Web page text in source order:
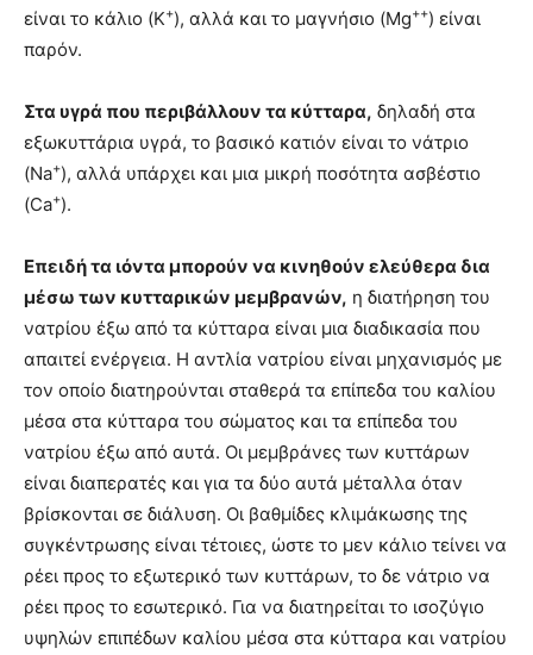
είναι το κάλιο (K+), αλλά και το μαγνήσιο (Mg++) είναι
παρόν.
Στα υγρά που περιβάλλουν τα κύτταρα, δηλαδή στα
εξωκυττάρια υγρά, το βασικό κατιόν είναι το νάτριο
(Na+), αλλά υπάρχει και μια μικρή ποσότητα ασβέστιο
(Ca+).
Επειδή τα ιόντα μπορούν να κινηθούν ελεύθερα δια
μέσω των κυτταρικών μεμβρανών, η διατήρηση του
νατρίου έξω από τα κύτταρα είναι μια διαδικασία που
απαιτεί ενέργεια. Η αντλία νατρίου είναι μηχανισμός με
τον οποίο διατηρούνται σταθερά τα επίπεδα του καλίου
μέσα στα κύτταρα του σώματος και τα επίπεδα του
νατρίου έξω από αυτά. Οι μεμβράνες των κυττάρων
είναι διαπερατές και για τα δύο αυτά μέταλλα όταν
βρίσκονται σε διάλυση. Οι βαθμίδες κλιμάκωσης της
συγκέντρωσης είναι τέτοιες, ώστε το μεν κάλιο τείνει να
ρέει προς το εξωτερικό των κυττάρων, το δε νάτριο να
ρέει προς το εσωτερικό. Για να διατηρείται το ισοζύγιο
υψηλών επιπέδων καλίου μέσα στα κύτταρα και νατρίου